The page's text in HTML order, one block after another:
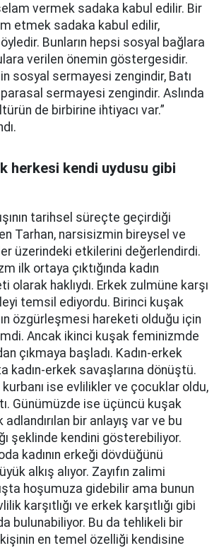
vermek sadaka kabul edilir. Bir
etmek sadaka kabul edilir,
Bunların hepsi sosyal bağlara
verilen önemin göstergesidir.
sosyal sermayesi zengindir, Batı
sermayesi zengindir. Aslında
de birbirine ihtiyacı var.”
herkesi kendi uydusu gibi
tarihsel süreçte geçirdiği
Tarhan, narsisizmin bireysel ve
üzerindeki etkilerini değerlendirdi.
ilk ortaya çıktığında kadın
olarak haklıydı. Erkek zulmüne karşı
temsil ediyordu. Birinci kuşak
özgürleşmesi hareketi olduğu için
Ancak ikinci kuşak feminizmde
çıkmaya başladı. Kadın-erkek
kadın-erkek savaşlarına dönüştü.
kurbanı ise evlilikler ve çocuklar oldu,
Günümüzde ise üçüncü kuşak
bir anlayış var ve bu
şeklinde kendini gösterebiliyor.
kadının erkeği dövdüğünü
alkış alıyor. Zayıfın zalimi
hoşumuza gidebilir ama bunun
karşıtlığı ve erkek karşıtlığı gibi
bulunabiliyor. Bu da tehlikeli bir
en temel özelliği kendisine